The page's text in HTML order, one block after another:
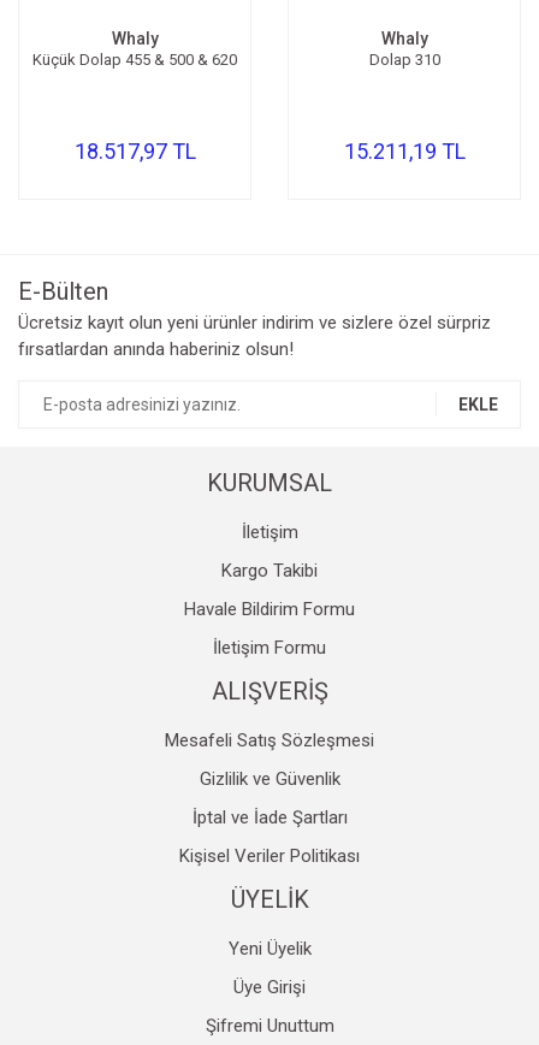
Whaly
Küçük Dolap 455 & 500 & 620
18.517,97 TL
Whaly
Dolap 310
15.211,19 TL
E-Bülten
Ücretsiz kayıt olun yeni ürünler indirim ve sizlere özel sürpriz
fırsatlardan anında haberiniz olsun!
EKLE
KURUMSAL
İletişim
Kargo Takibi
Havale Bildirim Formu
İletişim Formu
ALIŞVERİŞ
Mesafeli Satış Sözleşmesi
Gizlilik ve Güvenlik
İptal ve İade Şartları
Kişisel Veriler Politikası
ÜYELİK
Yeni Üyelik
Üye Girişi
Şifremi Unuttum